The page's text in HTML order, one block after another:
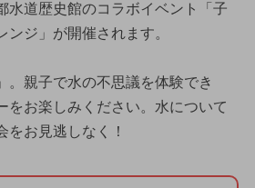
水道歴史館のコラボイベント「子
ンジ」が開催されます。
。親子で水の不思議を体験でき
をお楽しみください。水について
をお見逃しなく！